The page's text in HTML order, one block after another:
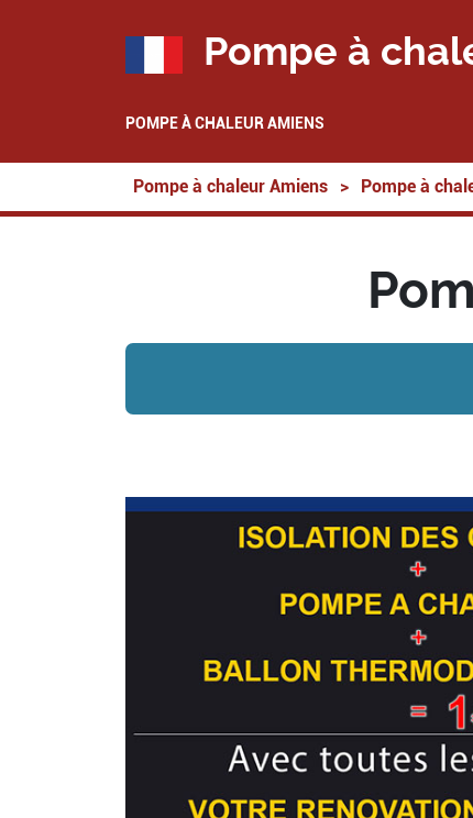
Pompe à
POMPE À CHALEUR AMIENS
Pompe à chaleur Amiens > Pompe à